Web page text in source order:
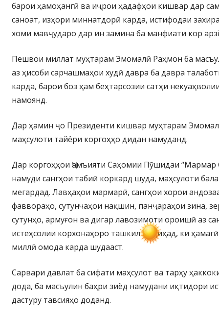
барои ҳамоҳангӣ ва иҷрои ҳадафҳои кишвар дар
саноат, изҳори миннатдорӣ карда, истифодаи
хоми мавҷударо дар ин замина ба манфиати кор
Пешвои миллат муҳтарам Эмомалӣ Раҳмон ба
аз ҳисоби сарчашмаҳои худӣ давра ба давра
карда, барои боз ҳам беҳтарсозии сатҳи
намоянд.
Дар ҳамин ҷо Президенти кишвар муҳтарам
маҳсулоти тайёри коргоҳҳо дидан намуданд.
Дар коргоҳҳои Ҷамъияти Саҳомии Пӯшидаи “Мармар
намуди сангҳои табиӣ коркард шуда, маҳсулоти
мегардад. Лавҳаҳои мармарӣ, сангҳои хорои
фаввораҳо, сутунчаҳои нақшин, панҷараҳои зина,
сутунҳо, армуғон ва дигар лавозимоти ороишӣ аз
истеҳсолии корхонаҳоро ташкил медиҳад, ки
миллӣ омода карда шудааст.
Сарвари давлат ба сифати маҳсулот ва тарҳу
дода, ба масъулин баҳри зиёд намудани иқтидори
дастуру тавсияҳо доданд.